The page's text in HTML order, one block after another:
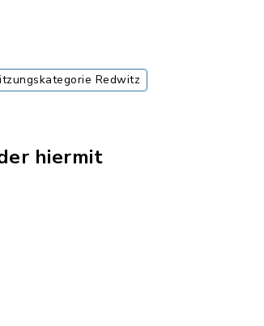
Redwitz
hiermit